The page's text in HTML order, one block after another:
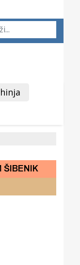
ŠIBENIK